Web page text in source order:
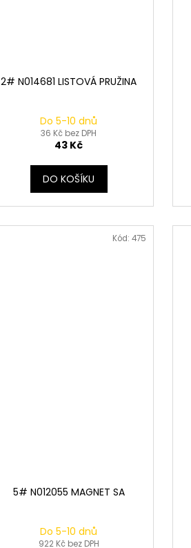
2# N014681 LISTOVÁ PRUŽINA
Do 5-10 dnů
36 Kč bez DPH
43 Kč
DO KOŠÍKU
5# N012055 MAGNET SA
Do 5-10 dnů
922 Kč bez DPH
Kód: 475